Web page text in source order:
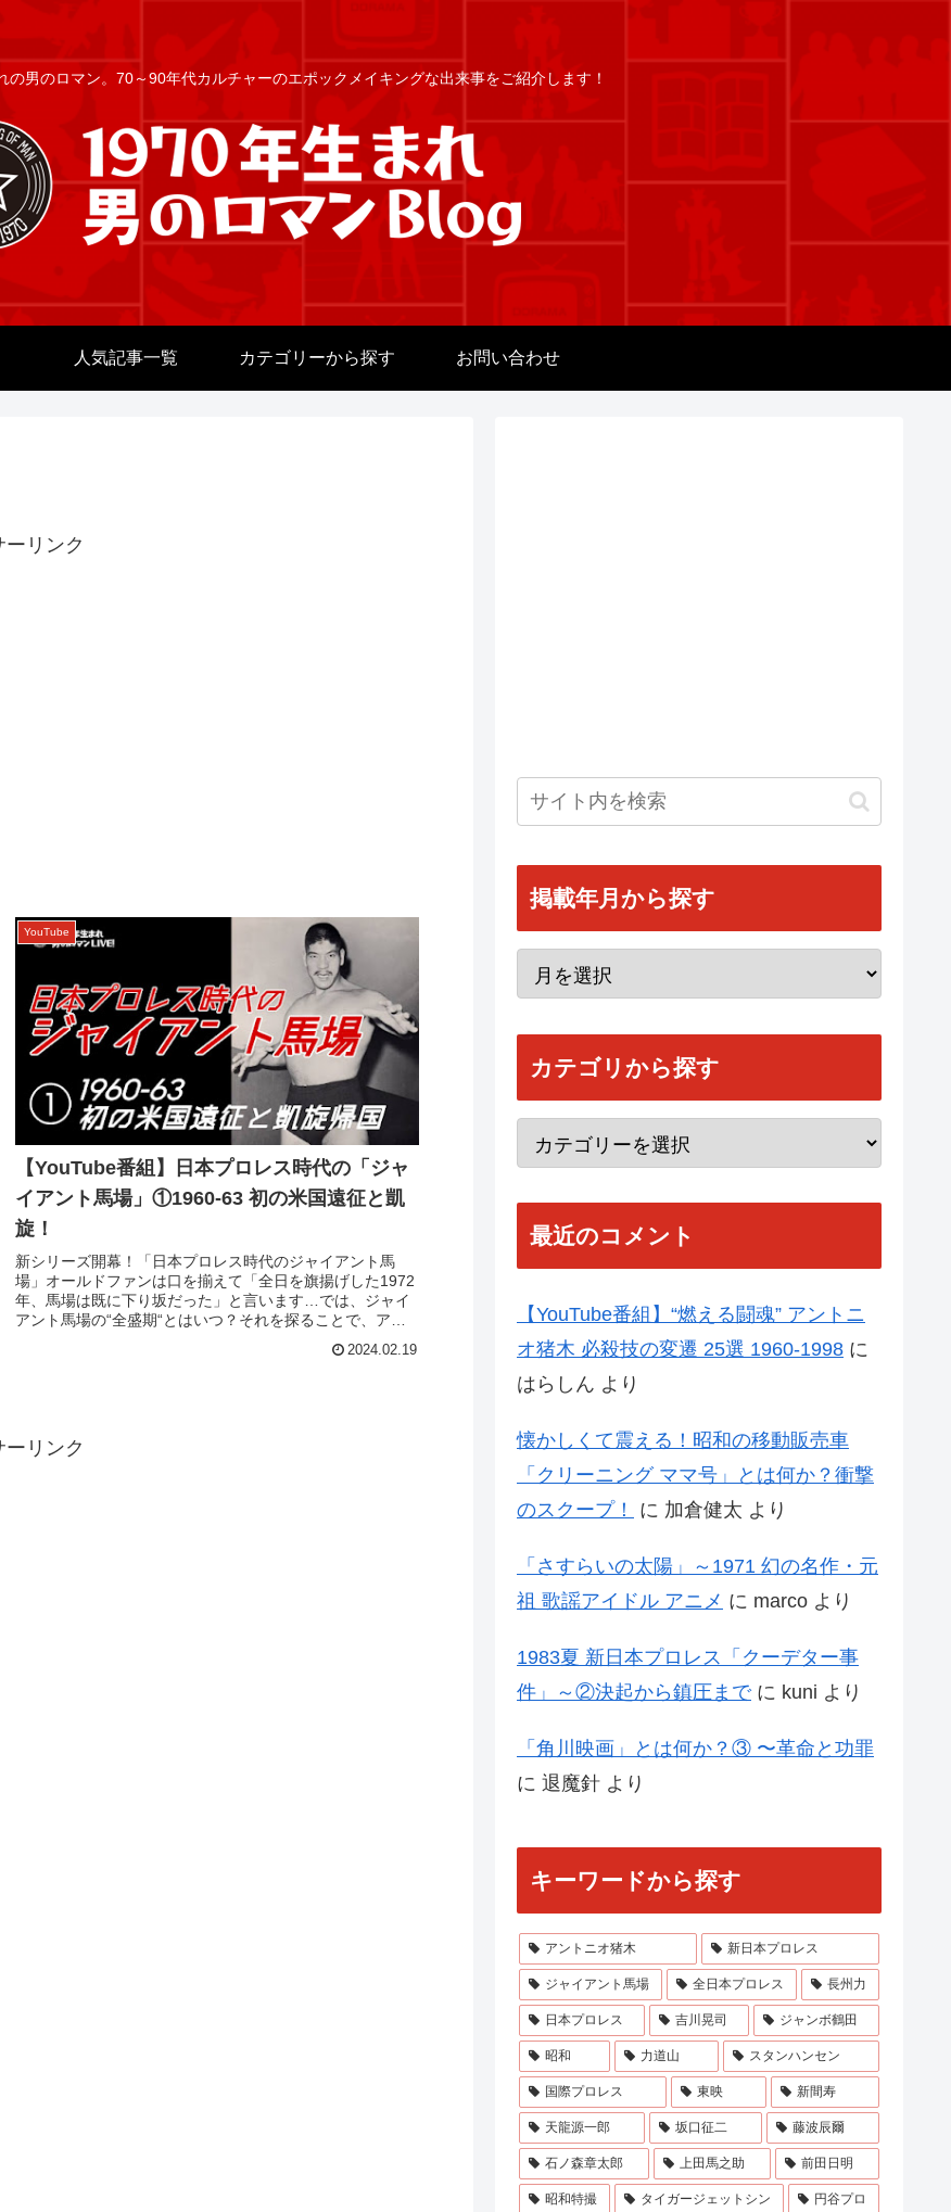
の男のロマン。70～90年代カルチャーのエポックメイキングな出来事をご紹介します！
人気記事一覧 カテゴリーから探す お問い合わせ
ーリンク
YouTube
【YouTube番組】日本プロレス時代の「ジャ
イアント馬場」①1960-63 初の米国遠征と凱
旋！
新シリーズ開幕！「日本プロレス時代のジャイアント馬
場」オールドファンは口を揃えて「全日を旗揚げした1972
年、馬場は既に下り坂だった」と言います…では、ジャイ
アント馬場の“全盛期“とはいつ？それを探ることで、アン
2024.02.19
ーリンク
掲載年月から探す
カテゴリから探す
最近のコメント
【YouTube番組】“燃える闘魂” アントニ
オ猪木 必殺技の変遷 25選 1960-1998 に
はらしん より
懐かしくて震える！昭和の移動販売車
「クリーニング ママ号」とは何か？衝撃
のスクープ！
に 加倉健太 より
「さすらいの太陽」～1971 幻の名作・元
祖 歌謡アイドル アニメ に marco より
1983夏 新日本プロレス「クーデター事
件」～②決起から鎮圧までに kuni より
「角川映画」とは何か？③ 〜革命と功罪
に 退魔針 より
キーワードから探す
アントニオ猪木 新日本プロレス
ジャイアント馬場 全日本プロレス 長州力
日本プロレス 吉川晃司 ジャンボ鶴田
昭和 力道山 スタンハンセン
国際プロレス 東映 新間寿
天龍源一郎 坂口征二 藤波辰爾
石ノ森章太郎 上田馬之助 前田日明
昭和特撮 タイガージェットシン 円谷プロ